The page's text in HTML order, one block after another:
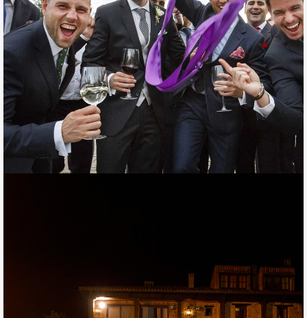
SANTI Y CRISTINA.
FOTOGRAFÍAS DE BODA.
Fotografías álbum de Boda.
En un lugar de Cáceres…